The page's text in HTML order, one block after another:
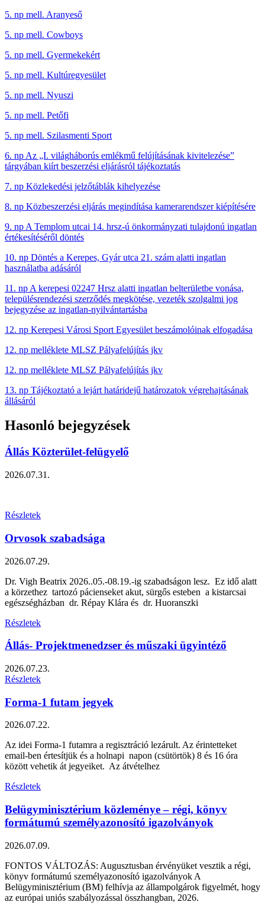
5. np mell. Aranyeső
5. np mell. Cowboys
5. np mell. Gyermekekért
5. np mell. Kultúregyesület
5. np mell. Nyuszi
5. np mell. Petőfi
5. np mell. Szilasmenti Sport
6. np Az „I. világháborús emlékmű felújításának kivitelezése”
tárgyában kiírt beszerzési eljárásról tájékoztatás
7. np Közlekedési jelzőtáblák kihelyezése
8. np Közbeszerzési eljárás megindítása kamerarendszer kiépítésére
9. np A Templom utcai 14. hrsz-ú önkormányzati tulajdonú ingatlan
értékesítéséről döntés
10. np Döntés a Kerepes, Gyár utca 21. szám alatti ingatlan
használatba adásáról
11. np A kerepesi 02247 Hrsz alatti ingatlan belterületbe vonása,
településrendezési szerződés megkötése, vezeték szolgalmi jog
bejegyzése az ingatlan-nyilvántartásba
12. np Kerepesi Városi Sport Egyesület beszámolóinak elfogadása
12. np melléklete MLSZ Pályafelújítás jkv
12. np melléklete MLSZ Pályafelújítás jkv
13. np Tájékoztató a lejárt határidejű határozatok végrehajtásának
állásáról
Hasonló bejegyzések
Állás Közterület-felügyelő
2026.07.31.
Részletek
Orvosok szabadsága
2026.07.29.
Dr. Vigh Beatrix 2026..05.-08.19.-ig szabadságon lesz. Ez idő alatt
a körzethez tartozó pácienseket akut, sürgős esteben a kistarcsai
egészségházban dr. Répay Klára és dr. Huoranszki
Részletek
Állás- Projektmenedzser és műszaki ügyintéző
2026.07.23.
Részletek
Forma-1 futam jegyek
2026.07.22.
Az idei Forma-1 futamra a regisztráció lezárult. Az érintetteket
email-ben értesítjük és a holnapi napon (csütörtök) 8 és 16 óra
között vehetik át jegyeiket. Az átvételhez
Részletek
Belügyminisztérium közleménye – régi, könyv
formátumú személyazonosító igazolványok
2026.07.09.
FONTOS VÁLTOZÁS: Augusztusban érvényüket vesztik a régi,
könyv formátumú személyazonosító igazolványok A
Belügyminisztérium (BM) felhívja az állampolgárok figyelmét, hogy
az európai uniós szabályozással összhangban, 2026.